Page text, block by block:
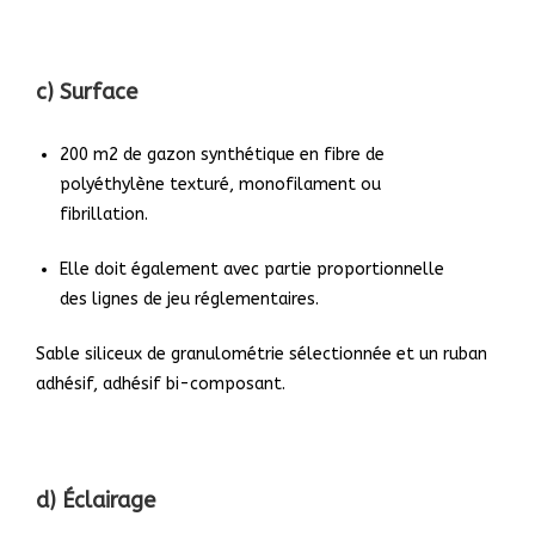
c) Surface
200 m2 de gazon synthétique en fibre de
polyéthylène texturé, monofilament ou
fibrillation.
Elle doit également avec partie proportionnelle
des lignes de jeu réglementaires.
Sable siliceux de granulométrie sélectionnée et un ruban
adhésif, adhésif bi-composant.
d) Éclairage